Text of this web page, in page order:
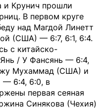
и Крунич прошли
В первом круге
над Магдой Линетт
(США) — 6:7, 6:1, 6:4.
с китайско-
/ У Фансянь — 6:4,
Мухаммад (США) и
6:4, 6:0, в
первая сеяная
Синякова (Чехия)